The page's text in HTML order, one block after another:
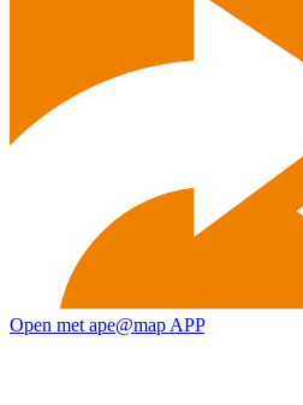
Open met ape@map APP